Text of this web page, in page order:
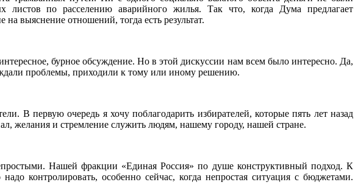
листов по расселению аварийного жилья. Так что, когда Дума предлагает
выяснение отношений, тогда есть результат.
бурное обсуждение. Но в этой дискуссии нам всем было интересно. Да,
проблемы, приходили к тому или иному решению.
В первую очередь я хочу поблагодарить избирателей, которые пять лет назад
желания и стремление служить людям, нашему городу, нашей стране.
Нашей фракции «Единая Россия» по душе конструктивный подход. К
контролировать, особенно сейчас, когда непростая ситуация с бюджетами.